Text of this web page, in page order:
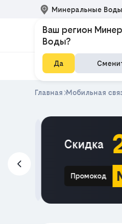
Минеральные Воды
Домашний интернет
Главная Мобильная
Скидка
Промокод
Ваш регион
Воды?
Да